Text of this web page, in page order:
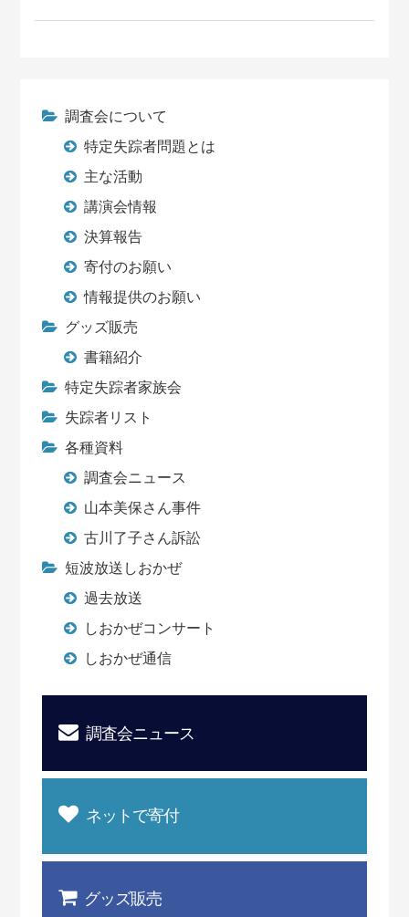
調査会について
特定失踪者問題とは
主な活動
講演会情報
決算報告
寄付のお願い
情報提供のお願い
グッズ販売
書籍紹介
特定失踪者家族会
失踪者リスト
各種資料
調査会ニュース
山本美保さん事件
古川了子さん訴訟
短波放送しおかぜ
過去放送
しおかぜコンサート
しおかぜ通信
調査会ニュース
ネットで寄付
グッズ販売